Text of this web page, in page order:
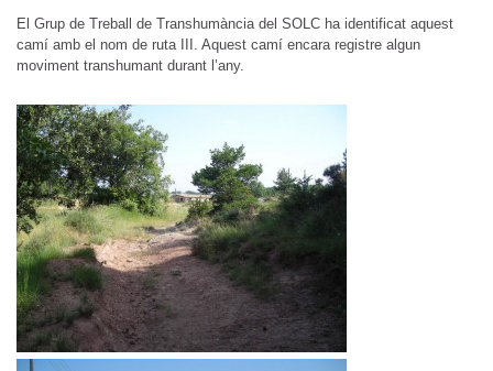
El Grup de Treball de Transhumància del SOLC ha identificat aquest
camí amb el nom de ruta III. Aquest camí encara registre algun
moviment transhumant durant l’any.